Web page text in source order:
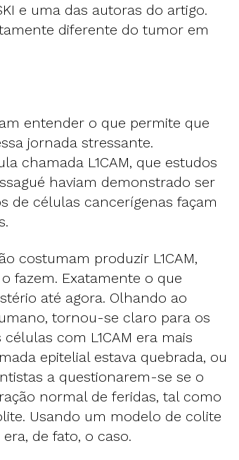
e uma das autoras do artigo.
diferente do tumor em
entender o que permite que
jornada stressante.
chamada L1CAM, que estudos
haviam demonstrado ser
de células cancerígenas façam
costumam produzir L1CAM,
fazem. Exatamente o que
até agora. Olhando ao
tornou-se claro para os
com L1CAM era mais
epitelial estava quebrada, ou
a questionarem-se se o
normal de feridas, tal como
Usando um modelo de colite
de fato, o caso.